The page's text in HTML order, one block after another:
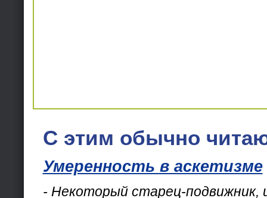
С этим обычно
Умеренность в аскетизме
- Некоторый старец-подвижник,